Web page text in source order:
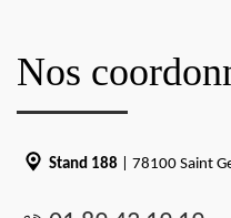
Nos
Stand 188 | 78100 Saint